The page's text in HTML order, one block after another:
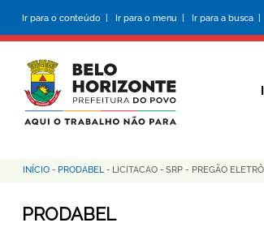
conteúdo
principal
Ir para o conteúdo | Ir para o menu | Ir para a busca |
Trilha
de
INÍCIO - PRODABEL - LICITACAO - SRP - PREGÃO
PRODABEL